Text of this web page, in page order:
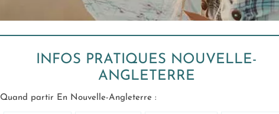
INFOS PRATIQUES NOUVELLE-
ANGLETERRE
Quand partir En Nouvelle-Angleterre :